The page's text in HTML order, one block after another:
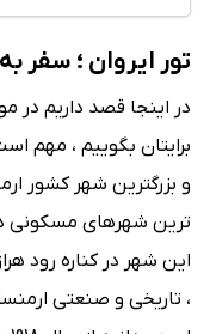
تور ایروان ؛ سفر
در اینجا قصد داریم در
برایتان بگوییم ، مهم
و بزرگترین شهر کشور
ترین شهرهای مسکونی
این شهر در کناره رود
، تاریخی و صنعتی